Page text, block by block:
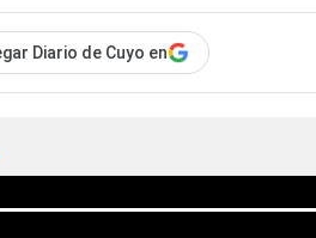
Diario de Cuyo en